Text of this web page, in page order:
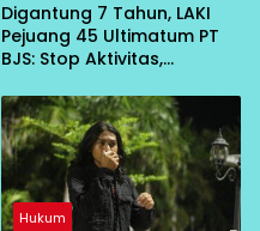
Digantung 7 Tahun, LAKI
Pejuang 45 Ultimatum PT
BJS: Stop Aktivitas,
Hadapi Konsekuensi
Hukum